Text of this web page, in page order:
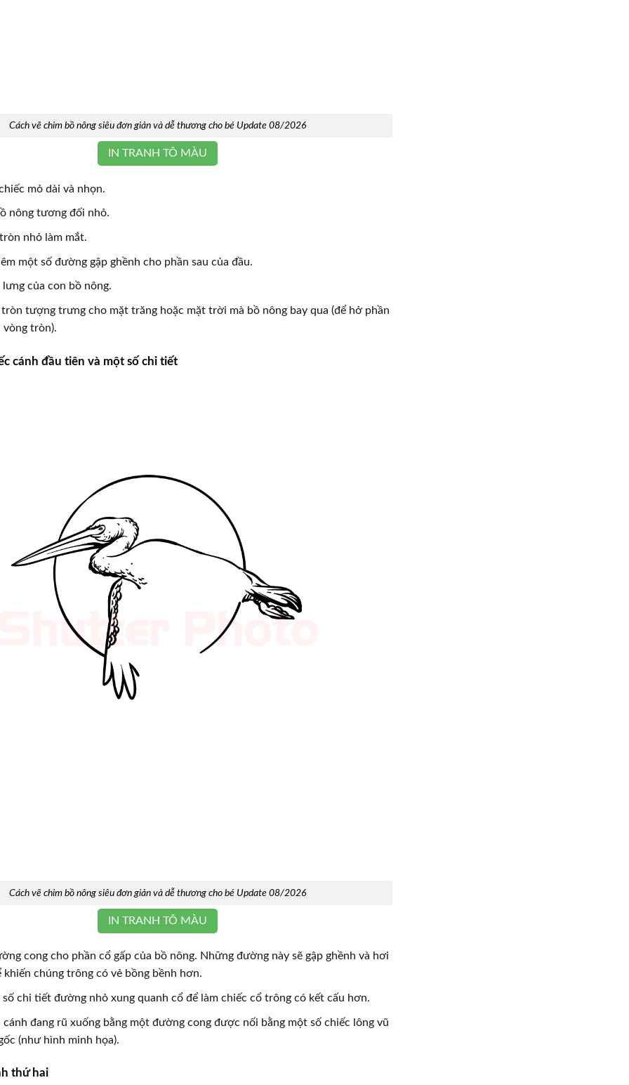
Cách vẽ chim bồ nông siêu đơn giản và dễ thương cho bé Update 08/2026
IN TRANH TÔ MÀU
mỏ dài và nhọn.
nông tương đối nhỏ.
nhỏ làm mắt.
một số đường gập ghềnh cho phần sau của đầu.
của con bồ nông.
tượng trưng cho mặt trăng hoặc mặt trời mà bồ nông bay qua (để hở phần
vòng tròn).
cánh đầu tiên và một số chi tiết
Cách vẽ chim bồ nông siêu đơn giản và dễ thương cho bé Update 08/2026
IN TRANH TÔ MÀU
cong cho phần cổ gấp của bồ nông. Những đường này sẽ gập ghềnh và hơi
khiến chúng trông có vẻ bồng bềnh hơn.
chi tiết đường nhỏ xung quanh cổ để làm chiếc cổ trông có kết cấu hơn.
cánh đang rũ xuống bằng một đường cong được nối bằng một số chiếc lông vũ
(như hình minh họa).
thứ hai